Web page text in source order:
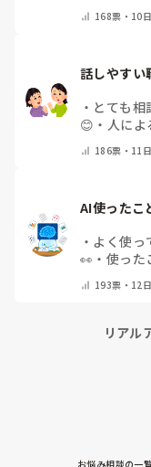
168票・ 10
話しやすい
・ とても相
😊 ・ 人によ
い)186票・ 11
AI使ったこ
・ よく使っ
👀 ・ 使った
193票・ 12
リアル
お悩み相談の一